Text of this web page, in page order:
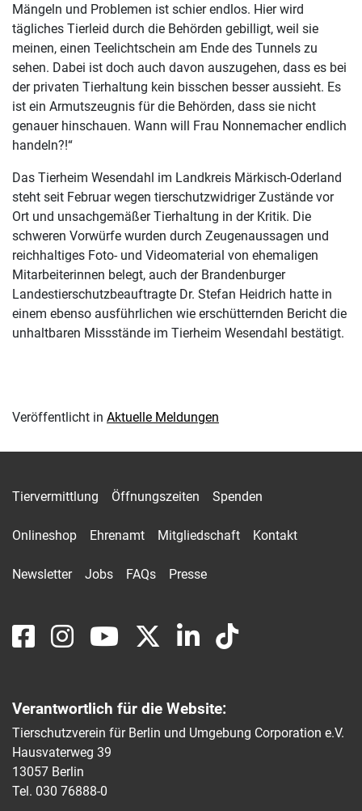
Mängeln und Problemen ist schier endlos. Hier wird
tägliches Tierleid durch die Behörden gebilligt, weil sie
meinen, einen Teelichtschein am Ende des Tunnels zu
sehen. Dabei ist doch auch davon auszugehen, dass es bei
der privaten Tierhaltung kein bisschen besser aussieht. Es
ist ein Armutszeugnis für die Behörden, dass sie nicht
genauer hinschauen. Wann will Frau Nonnemacher endlich
handeln?!“
Das Tierheim Wesendahl im Landkreis Märkisch-Oderland
steht seit Februar wegen tierschutzwidriger Zustände vor
Ort und unsachgemäßer Tierhaltung in der Kritik. Die
schweren Vorwürfe wurden durch Zeugenaussagen und
reichhaltiges Foto- und Videomaterial von ehemaligen
Mitarbeiterinnen belegt, auch der Brandenburger
Landestierschutzbeauftragte Dr. Stefan Heidrich hatte in
einem ebenso ausführlichen wie erschütternden Bericht die
unhaltbaren Missstände im Tierheim Wesendahl bestätigt.
Veröffentlicht in Aktuelle Meldungen
Tiervermittlung Öffnungszeiten Spenden
Onlineshop Ehrenamt Mitgliedschaft Kontakt
Newsletter Jobs FAQs Presse
Verantwortlich für die Website:
Tierschutzverein für Berlin und Umgebung Corporation e.V.
Hausvaterweg 39
13057 Berlin
Tel. 030 76888-0